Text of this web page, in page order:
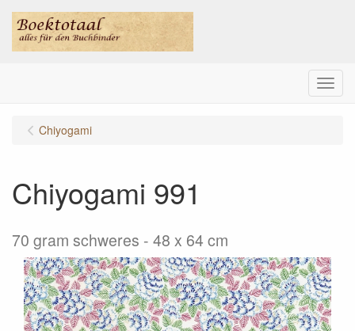
Menu
Chiyogami
Chiyogami 991
70 gram schweres - 48 x 64 cm